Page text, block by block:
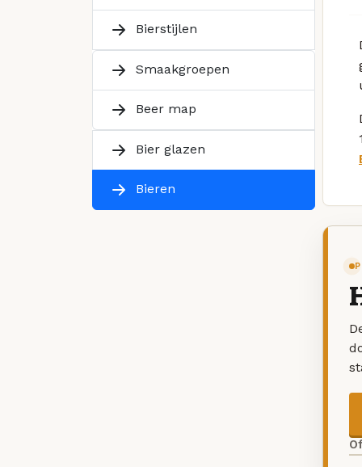
Bierstijlen
Smaakgroepen
Beer map
Bier glazen
Bieren